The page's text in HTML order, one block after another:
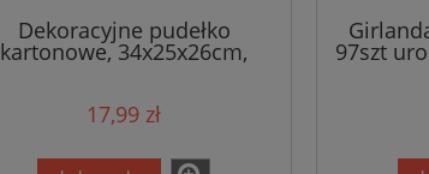
Dekoracyjne pudełko
kartonowe, 34x25x26cm,
17,99 zł
97szt